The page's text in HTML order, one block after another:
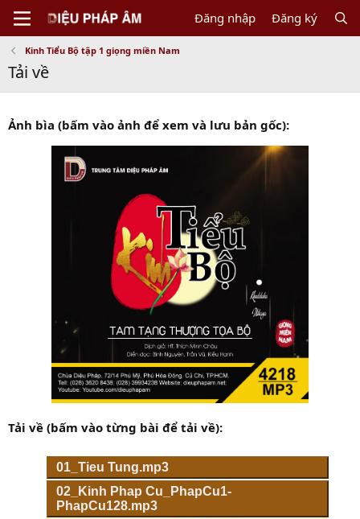
Đăng nhập Đăng ký
Kinh Tiểu Bộ tập 1 giọng miền Nam
Tải về
Ảnh bìa (bấm vào ảnh để xem và lưu bản gốc):
Tải về (bấm vào từng bài để tải về):